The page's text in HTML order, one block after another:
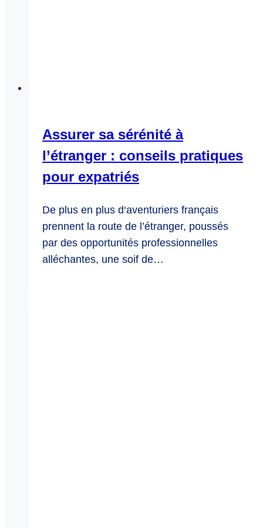
Assurer sa sérénité à
l’étranger : conseils pratiques
pour expatriés
De plus en plus d‘aventuriers français
prennent la route de l’étranger, poussés
par des opportunités professionnelles
alléchantes, une soif de…